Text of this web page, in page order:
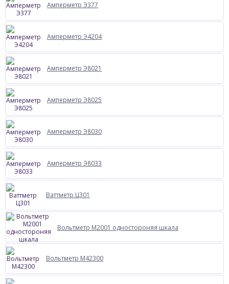
Амперметр Э377
Амперметр Э4204
Амперметр Э8021
Амперметр Э8025
Амперметр Э8030
Амперметр Э8033
Ваттметр Ц301
Вольтметр М2001 одностороняя шкала
Вольтметр М42300